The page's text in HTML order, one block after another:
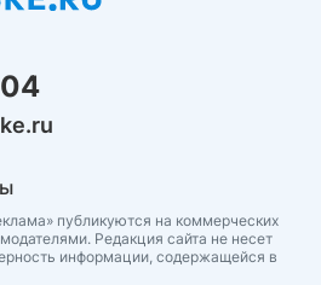
публикуются на коммерческих
Редакция сайта не несет
информации, содержащейся в